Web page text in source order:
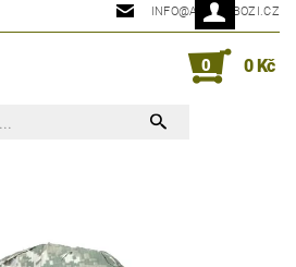
INFO@ARMYZBOZI.CZ
0 0 Kč